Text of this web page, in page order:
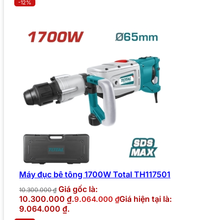
-12%
Máy đục bê tông 1700W Total TH117501
10.300.000₫ Giá gốc là:
10.300.000 ₫.9.064.000 ₫Giá hiện tại là:
9.064.000 ₫.